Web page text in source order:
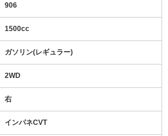
906
1500cc
ガソリン(レギュラー)
2WD
右
インパネCVT